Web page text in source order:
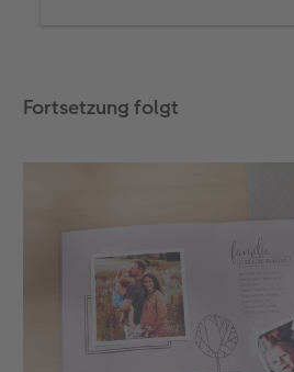
Fortsetzung folgt